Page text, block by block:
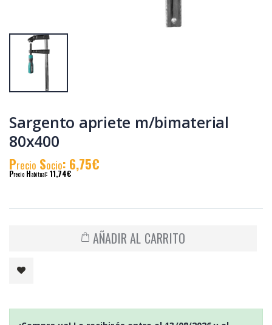
Sargento apriete m/bimaterial
80x400
Precio Socio: 6,75€
Precio Habitual: 11,74€
AÑADIR AL CARRITO